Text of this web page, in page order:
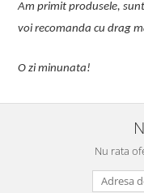
Am primit produsele,
voi recomanda cu drag
O zi minunata!
Nu rata